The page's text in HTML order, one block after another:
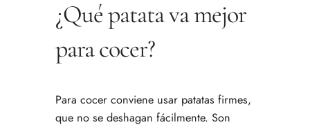
¿Qué patata va mejor
para cocer?
Para cocer conviene usar patatas firmes,
que no se deshagan fácilmente. Son